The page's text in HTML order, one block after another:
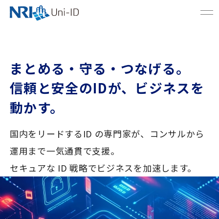
まとめる・守る・つなげる。
信頼と安全のIDが、ビジネスを
動かす。
国内をリードするID の専門家が、コンサルから
運用まで一気通貫で支援。
セキュアな ID 戦略でビジネスを加速します。